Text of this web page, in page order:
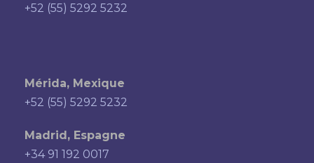
+52 (55) 5292 5232
Mérida, Mexique
+52 (55) 5292 5232
Madrid, Espagne
+34 91 192 0017